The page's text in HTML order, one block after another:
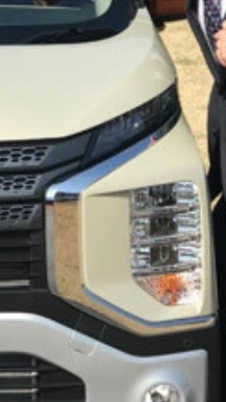
れ確実！？
モデルを用意
。三菱自動車 デザイン・プロ